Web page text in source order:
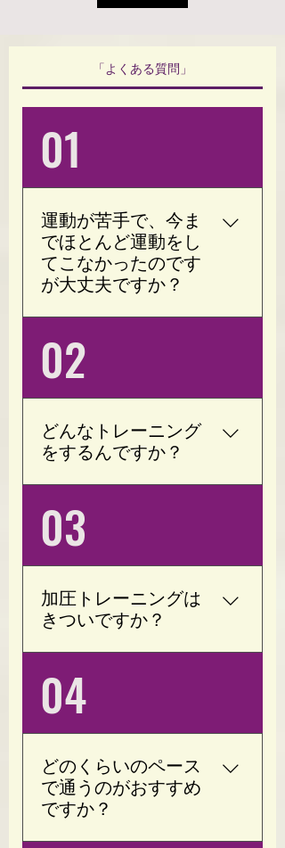
「よくある質問」
01
運動が苦手で、今ま
でほとんど運動をし
てこなかったのです
が大丈夫ですか？
は「運動が苦手」「ジム
が続かなかった」「何年
も運動をしていない」と
いう方が多く通われてい
ます。 加圧トレーニング
は低負荷・短時間でも効
率よく身体を動かせるた
め、運動初心者の方でも
無理なく始められます。
お一人おひとりの体力や
目的に合わせて進めます
ので、安心してご利用く
ださい。
02
どんなトレーニング
をするんですか？
ンに行います。 腕や脚の
付け根に専用の加圧ベル
トを装着し、軽い負荷で
トレーニングを行いま
す。 お身体の状態や目標
に合わせて内容を調整い
たしますので、初心者の
方でも安心して取り組め
ます。
03
加圧トレーニングは
きついですか？
客様一人ひとりのお身体
に合わせて加圧の強さを
調整しています。 無理に
追い込むトレーニングで
はなく、運動が苦手な方
でも続けやすい内容をご
提案しています。
04
どのくらいのペース
で通うのがおすすめ
ですか？